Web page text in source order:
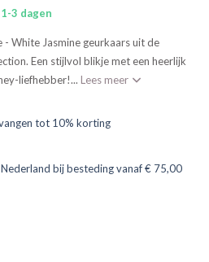
3 dagen
White Jasmine geurkaars uit de
Een stijlvol blikje met een heerlijk
liefhebber!... Lees meer
tot 10% korting
bij besteding vanaf € 75,00